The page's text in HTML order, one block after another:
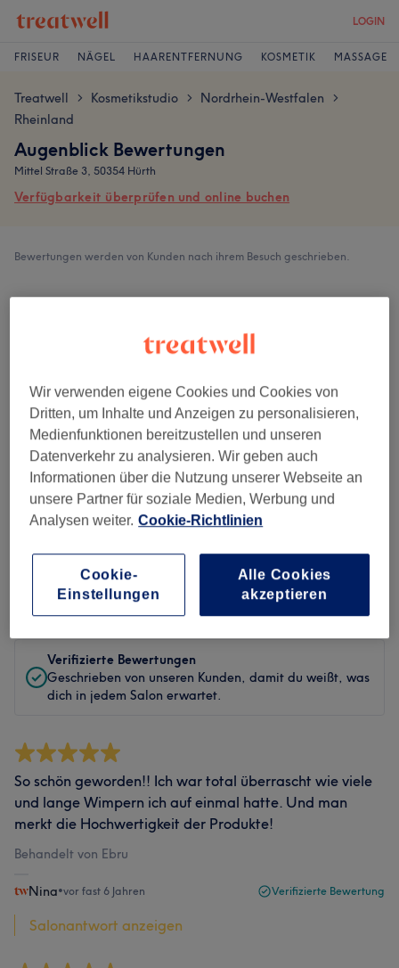
LOGIN
FRISEUR NÄGEL HAARENTFERNUNG KOSMETIK MASSAGE
Treatwell > Kosmetikstudio > Nordrhein-Westfalen >
Rheinland
Augenblick Bewertungen
Mittel Straße 3, 50354 Hürth
Verfügbarkeit überprüfen und online buchen
Bewertungen werden von Kunden nach ihrem Besuch geschrieben.
Sauberkeit
Service
Bewertungen filtern
Bewertung Nach Sternen filtern
Verifizierte Bewertungen
Geschrieben von unseren Kunden, damit du weißt, was
dich in jedem Salon erwartet.
So schön geworden!! Ich war total überrascht wie viele
und lange Wimpern ich auf einmal hatte. Und man
merkt die Hochwertigkeit der Produkte!
Behandelt von Ebru
Nina•vor fast 6 Jahren Verifizierte Bewertung
Salonantwort anzeigen
Wir verwenden eigene Cookies und Cookies von
Dritten, um Inhalte und Anzeigen zu personalisieren,
Medienfunktionen bereitzustellen und unseren
Datenverkehr zu analysieren. Wir geben auch
Informationen über die Nutzung unserer Webseite an
unsere Partner für soziale Medien, Werbung und
Analysen weiter. Cookie-Richtlinien
Cookie-
Einstellungen
Alle Cookies
akzeptieren